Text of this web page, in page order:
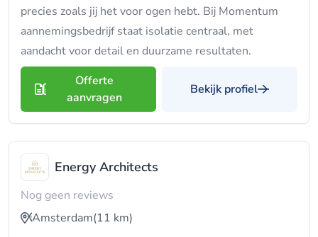
precies zoals jij het voor ogen hebt. Bij Momentum
aannemingsbedrijf staat isolatie centraal, met
aandacht voor detail en duurzame resultaten.
Offerte
aanvragen
Bekijk profiel
Energy Architects
Nog geen reviews
Amsterdam(11 km)